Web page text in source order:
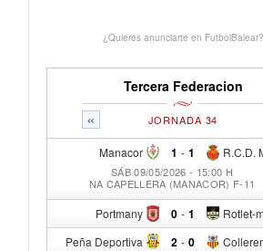
¿Quieres anunciarte en FutbolBalear?
Tercera Federacion
« JORNADA 34
Manacor 1 - R.C.D.
1
SÁB 09/05/2026 - 15:00 H
NA CAPELLERA (MANACOR) F-11
Portmany 0 - Rotlet-
1
Peña Deportiva 2 - 0